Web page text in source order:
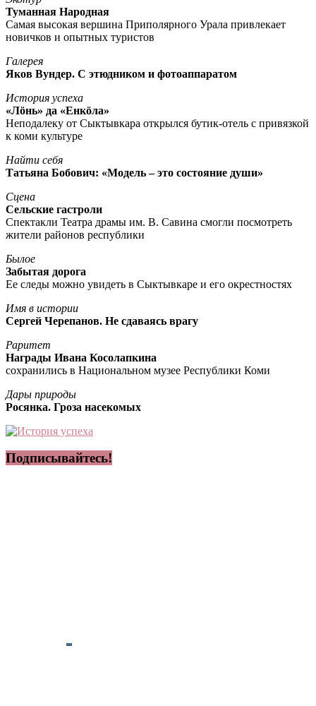
Туманная Народная
Самая высокая вершина Приполярного Урала привлекает
новичков и опытных туристов
Галерея
Яков Вундер. С этюдником и фотоаппаратом
История успеха
«Лöнь» да «Енкöла»
Неподалеку от Сыктывкара открылся бутик-отель с привязкой
к коми культуре
Найти себя
Татьяна Бобович: «Модель – это состояние души»
Сцена
Сельские гастроли
Спектакли Театра драмы им. В. Савина смогли посмотреть
жители районов республики
Былое
Забытая дорога
Ее следы можно увидеть в Сыктывкаре и его окрестностях
Имя в истории
Сергей Черепанов. Не сдаваясь врагу
Раритет
Награды Ивана Косолапкина
сохранились в Национальном музее Республики Коми
Дары природы
Росянка. Гроза насекомых
Подписывайтесь!